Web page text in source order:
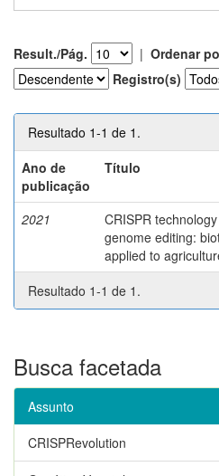
Result./Pág. | Ordenar
Registro(s)
Resultado 1-1 de 1.
Ano de
publicação
Título
2021
CRISPR
genome editing:
applied to
Resultado 1-1 de 1.
Busca facetada
Assunto
CRISPRevolution